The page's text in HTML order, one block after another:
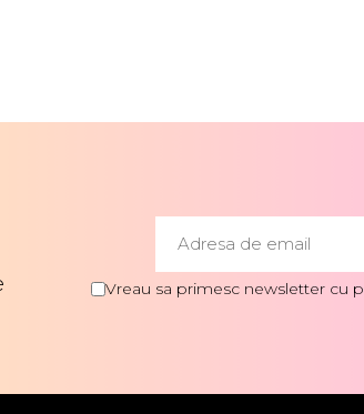
Vreau sa primesc newsletter cu